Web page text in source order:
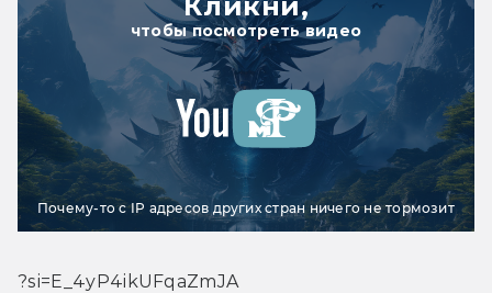
чтобы посмотреть видео
Почему-то с IP адресов других стран ничего не тормозит
?si=E_4yP4ikUFqaZmJA